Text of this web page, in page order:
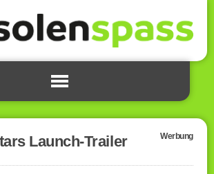
Launch-Trailer Werbung